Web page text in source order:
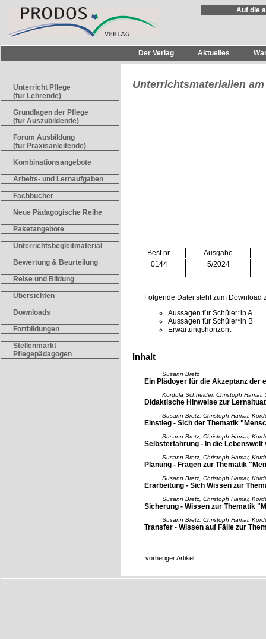
Auf die
Der Verlag Aktuelles
Unterricht Pflege
(für Lehrende)
Grundlagen der Pflege
(für Auszubildende)
Forum Ausbildung
(für Praxisanleitende)
Kombinationsangebote
Arbeits- und Lernaufgaben
Fachbücher
Neue Pädagogische Reihe
Paketangebote
Unterrichtsbegleitmaterial
Bewertung & Beurteilung
Reise und Bildung
Übersichten
Downloads
Fortbildungen
Stellenmarkt
Pflegepädagogen
Unterrichtsmaterialien
Best.nr.
Ausgabe
0144
5/2024
Folgende Datei steht zum Download
Aussagen für Schüler*in A
Aussagen für Schüler*in B
Erwartungshorizont
Inhalt
Susann Bretz
Ein Plädoyer für die Akzeptanz der
Kordula Schneider, Christoph Hamar,
Didaktische Hinweise zur
Susann Bretz, Christoph Hamar,
Einstieg - Sich der Thematik
Susann Bretz, Christoph Hamar,
Selbsterfahrung - In die
Susann Bretz, Christoph Hamar,
Planung - Fragen zur Thematik
Susann Bretz, Christoph Hamar,
Erarbeitung - Sich Wissen zur
Susann Bretz, Christoph Hamar,
Sicherung - Wissen zur Thematik
Susann Bretz, Christoph Hamar,
Transfer - Wissen auf Fälle zur
vorheriger Artikel